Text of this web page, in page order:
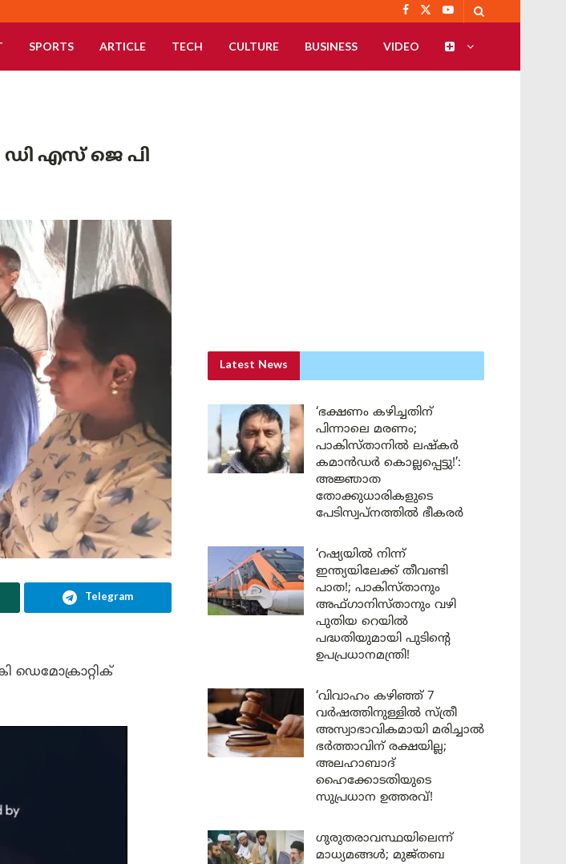
SPORTS ARTICLE TECH CULTURE BUSINESS VIDEO
ഡി എസ് ജെ പി
Telegram
ഡെമോക്രാറ്റിക്
Latest News
‘ഭക്ഷണം കഴിച്ചതിന്
പിന്നാലെ മരണം;
പാകിസ്താനിൽ ലഷ്കർ
കമാൻഡർ കൊല്ലപ്പെട്ടു!’:
അജ്ഞാത
തോക്കുധാരികളുടെ
പേടിസ്വപ്നത്തിൽ ഭീകരർ
‘റഷ്യയിൽ നിന്ന്
ഇന്ത്യയിലേക്ക് തീവണ്ടി
പാത!; പാകിസ്താനും
അഫ്ഗാനിസ്താനും വഴി
പുതിയ റെയിൽ
പദ്ധതിയുമായി പുടിന്റെ
ഉപപ്രധാനമന്ത്രി!
‘വിവാഹം കഴിഞ്ഞ് 7
വർഷത്തിനുള്ളിൽ സ്ത്രീ
അസ്വാഭാവികമായി മരിച്ചാൽ
ഭർത്താവിന് രക്ഷയില്ല;
അലഹാബാദ്
ഹൈക്കോടതിയുടെ
സുപ്രധാന ഉത്തരവ്!
ഗുരുതരാവസ്ഥയിലെന്ന്
മാധ്യമങ്ങൾ; മുജ്തബ